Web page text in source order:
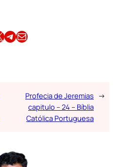
Share this article on TelegramEmail this Article
Profecia de Jeremias
capitulo – 24 – Bíblia
Católica Portuguesa
→